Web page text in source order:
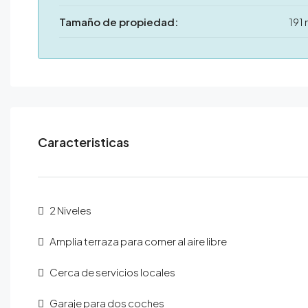
Tamaño de propiedad: 191
Caracteristicas
2 Niveles
Amplia terraza para comer al aire libre
Cerca de servicios locales
Garaje para dos coches